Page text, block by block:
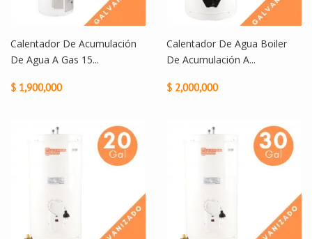
Calentador De Acumulación
De Agua A Gas 15...
$ 1,900,000
Calentador De Agua Boiler
De Acumulación A...
$ 2,000,000